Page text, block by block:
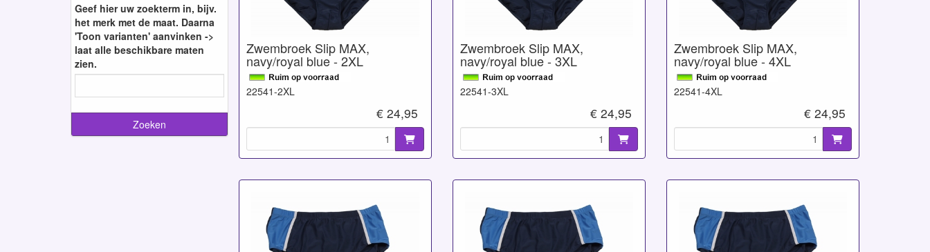
Geef hier uw zoekterm in, bijv.
het merk met de maat. Daarna
'Toon varianten' aanvinken ->
laat alle beschikbare maten
zien.
Zwembroek Slip MAX,
navy/royal blue - 2XL
22541-2XL
€ 24,95
Zwembroek Slip MAX,
navy/royal blue - 3XL
22541-3XL
€ 24,95
Zwembroek Slip MAX,
navy/royal blue - 4XL
22541-4XL
€ 24,95